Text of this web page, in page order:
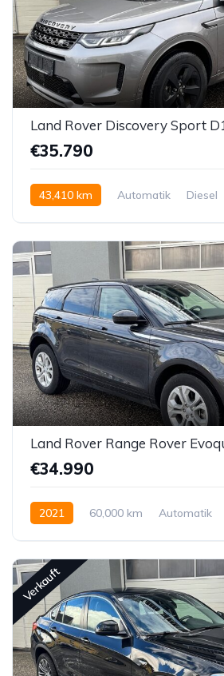
€35.790
43,410 km Automatik
Diesel
€34.990
2021 60,000 km Automatik
Verkauft